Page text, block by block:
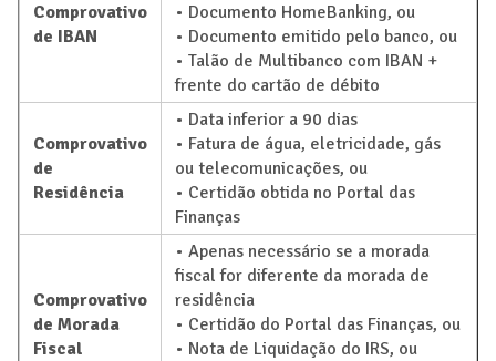
Comprovativo
de IBAN
• Documento HomeBanking, ou
• Documento emitido pelo banco, ou
• Talão de Multibanco com IBAN +
frente do cartão de débito
Comprovativo
de
Residência
• Data inferior a 90 dias
• Fatura de água, eletricidade, gás
ou telecomunicações, ou
• Certidão obtida no Portal das
Finanças
Comprovativo
de Morada
Fiscal
• Apenas necessário se a morada
fiscal for diferente da morada de
residência
• Certidão do Portal das Finanças, ou
• Nota de Liquidação do IRS, ou